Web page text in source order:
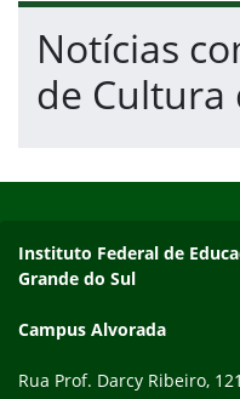
Fim da navegação
Início do conteúdo
Notícias
de Cultura
Endereço
Instituto Federal de
Grande do Sul
Campus Alvorada
Rua Prof. Darcy Ribeiro,